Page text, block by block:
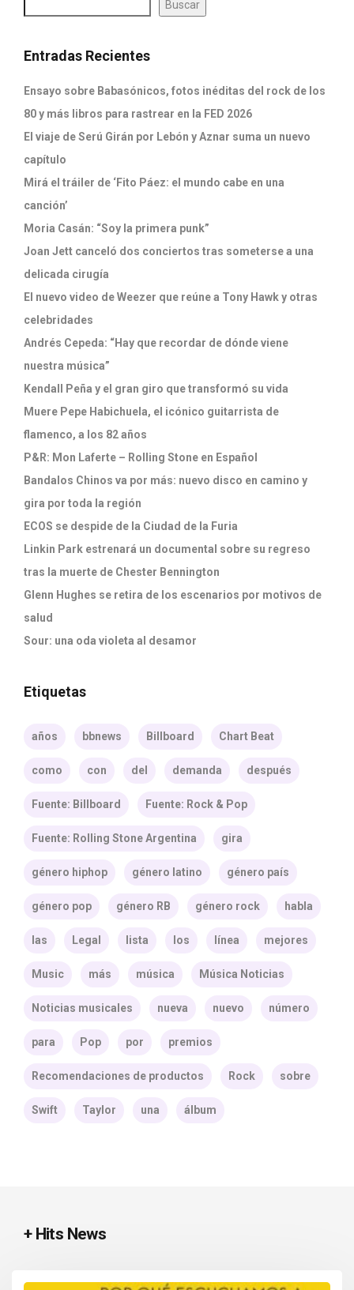
Buscar
Entradas Recientes
Ensayo sobre Babasónicos, fotos inéditas del rock de los
80 y más libros para rastrear en la FED 2026
El viaje de Serú Girán por Lebón y Aznar suma un nuevo
capítulo
Mirá el tráiler de ‘Fito Páez: el mundo cabe en una
canción’
Moria Casán: “Soy la primera punk”
Joan Jett canceló dos conciertos tras someterse a una
delicada cirugía
El nuevo video de Weezer que reúne a Tony Hawk y otras
celebridades
Andrés Cepeda: “Hay que recordar de dónde viene
nuestra música”
Kendall Peña y el gran giro que transformó su vida
Muere Pepe Habichuela, el icónico guitarrista de
flamenco, a los 82 años
P&R: Mon Laferte – Rolling Stone en Español
Bandalos Chinos va por más: nuevo disco en camino y
gira por toda la región
ECOS se despide de la Ciudad de la Furia
Linkin Park estrenará un documental sobre su regreso
tras la muerte de Chester Bennington
Glenn Hughes se retira de los escenarios por motivos de
salud
Sour: una oda violeta al desamor
Etiquetas
años bbnews Billboard Chart Beat
como con del demanda después
Fuente: Billboard Fuente: Rock & Pop
Fuente: Rolling Stone Argentina gira
género hiphop género latino género país
género pop género RB género rock habla
las Legal lista los línea mejores
Music más música Música Noticias
Noticias musicales nueva nuevo número
para Pop por premios
Recomendaciones de productos Rock sobre
Swift Taylor una álbum
+ Hits News